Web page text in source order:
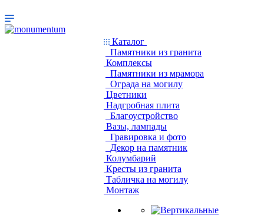
Каталог
Памятники из гранита
Комплексы
Памятники из мрамора
Ограда на могилу
Цветники
Надгробная плита
Благоустройство
Вазы, лампады
Гравировка и фото
Декор на памятник
Колумбарий
Кресты из гранита
Табличка на могилу
Монтаж